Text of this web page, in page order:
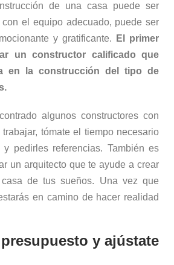
de una casa puede ser
con el equipo adecuado, puede ser
y gratificante.
El primer
un constructor calificado que
en la construcción del tipo de
algunos constructores con
tómate el tiempo necesario
y pedirles referencias. También es
un arquitecto que te ayude a crear
de tus sueños. Una vez que
en camino de hacer realidad
y ajústate